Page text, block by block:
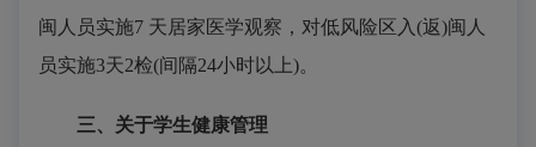
闽人员实施7 天居家医学观察，对低风险区入(返)闽人
员实施3天2检(间隔24小时以上)。
三、关于学生健康管理